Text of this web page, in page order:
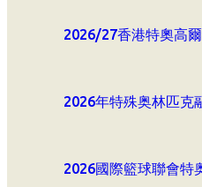
2026/27香港特奧高
2026年特殊奥林匹克
2026國際籃球聯會特